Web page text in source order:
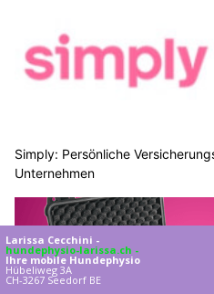
Simply: Persönliche
Unternehmen